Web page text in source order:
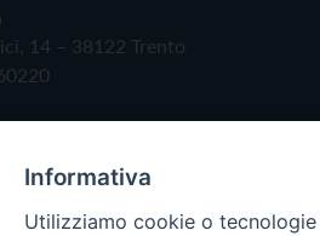
14 – 38122 Trento
Informativa
Utilizziamo cookie o